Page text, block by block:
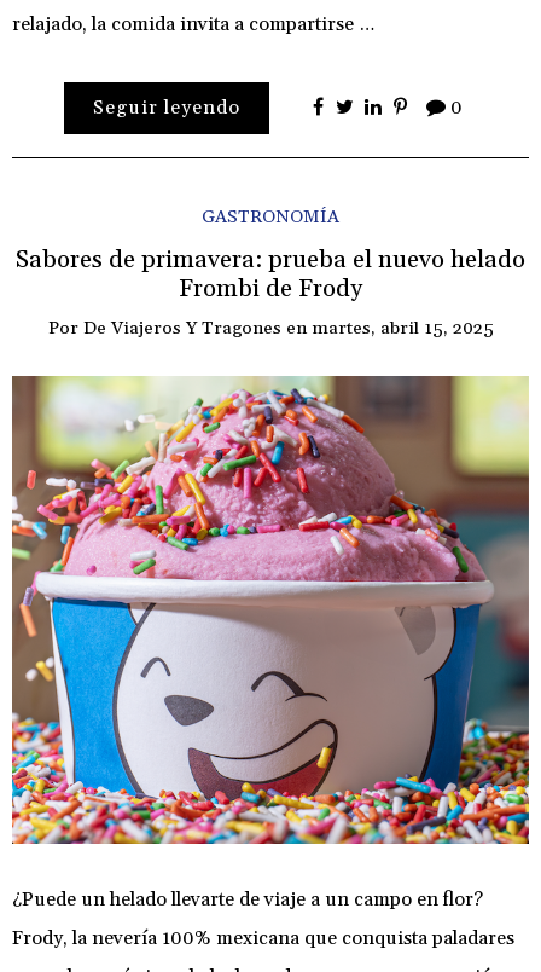
relajado, la comida invita a compartirse …
Seguir leyendo 0
GASTRONOMÍA
Sabores de primavera: prueba el nuevo helado
Frombi de Frody
Por De Viajeros Y Tragones enmartes, abril 15, 2025
¿Puede un helado llevarte de viaje a un campo en flor?
Frody, la nevería 100% mexicana que conquista paladares